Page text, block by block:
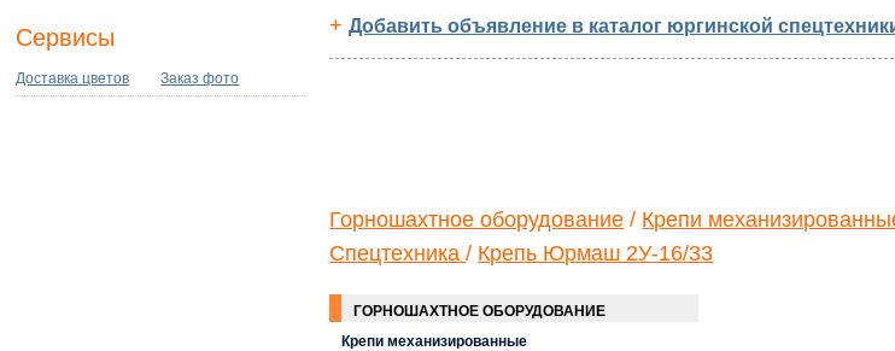
Сервисы
Доставка цветов Заказ фото
+Добавить объявление в каталог юргинской
Горношахтное оборудование / Крепи
Спецтехника/ Крепь Юрмаш 2У-16/33
ГОРНОШАХТНОЕ ОБОРУДОВАНИЕ
Крепи механизированные